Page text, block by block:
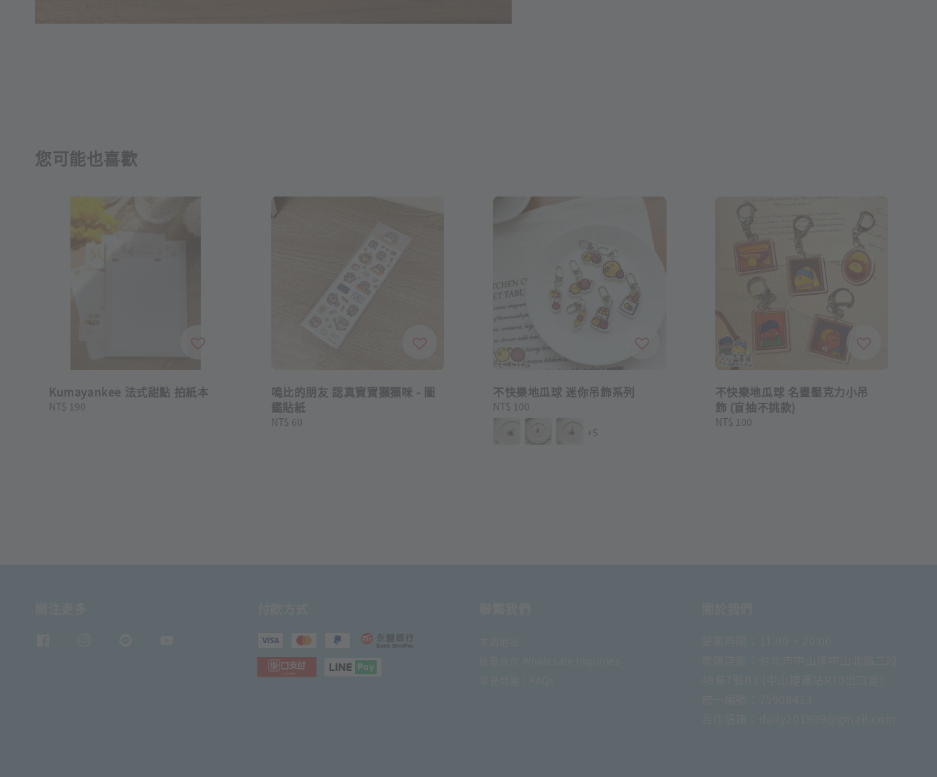
您可能也喜歡
Kumayankee 法式甜點 拍紙本
Regular
NT$ 190
嗚比的朋友 認真寶寶獺獺咪 - 圖
鑑貼紙
Regular
NT$ 60
不快樂地瓜球 迷你吊飾系列
Regular
price
NT$ 100
+5
不快樂地瓜球 名畫壓克力小吊
飾 (盲抽不挑款)
Regular
NT$ 100